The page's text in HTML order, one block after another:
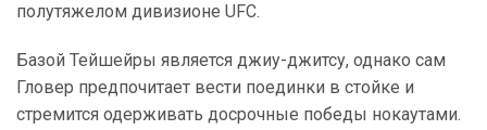
полутяжелом дивизионе UFC.
Базой Тейшейры является джиу-джитсу, однако сам
Гловер предпочитает вести поединки в стойке и
стремится одерживать досрочные победы нокаутами.